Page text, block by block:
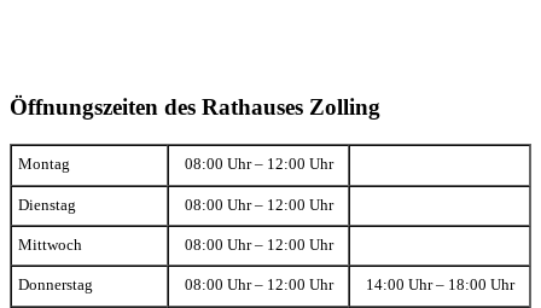
Öffnungszeiten des Rathauses Zolling
Montag 08:00 Uhr – 12:00 Uhr
Dienstag 08:00 Uhr – 12:00 Uhr
Mittwoch 08:00 Uhr – 12:00 Uhr
Donnerstag 08:00 Uhr – 12:00 Uhr 14:00 Uhr – 18:00 Uhr